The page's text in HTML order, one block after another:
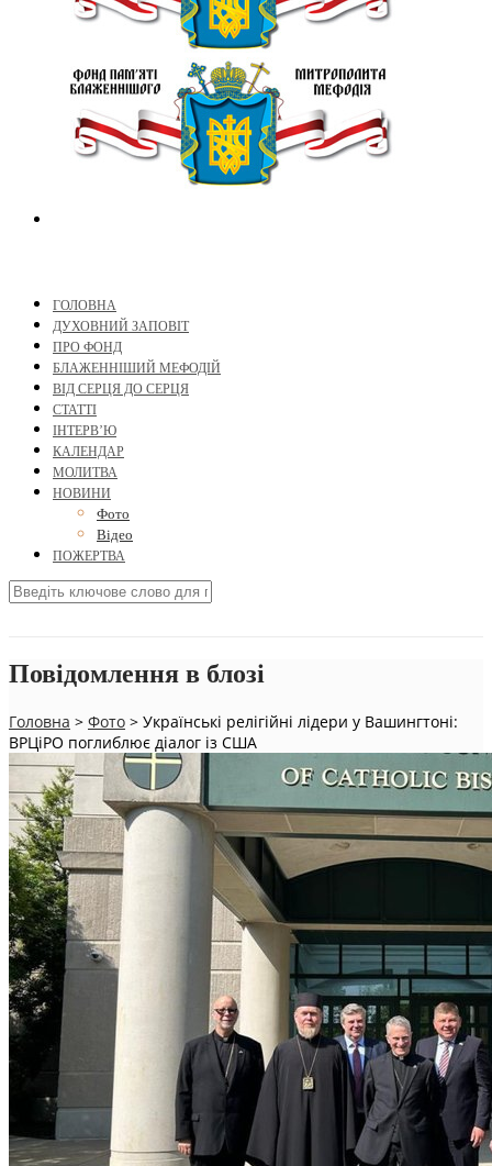
ГОЛОВНА
ДУХОВНИЙ ЗАПОВІТ
ПРО ФОНД
БЛАЖЕННІШИЙ МЕФОДІЙ
ВІД СЕРЦЯ ДО СЕРЦЯ
СТАТТІ
ІНТЕРВ’Ю
КАЛЕНДАР
МОЛИТВА
НОВИНИ
Фото
Відео
ПОЖЕРТВА
Повідомлення в блозі
Головна > Фото > Українські релігійні лідери у Вашингтоні:
ВРЦіРО поглиблює діалог із США